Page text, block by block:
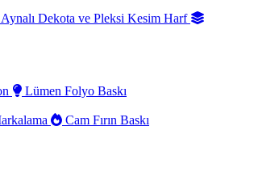
Aynalı Dekota ve Pleksi Kesim Harf
Lümen Folyo Baskı
Cam Fırın Baskı